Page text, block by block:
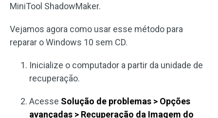
MiniTool ShadowMaker.
Vejamos agora como usar esse método para
reparar o Windows 10 sem CD.
Inicialize o computador a partir da unidade de
recuperação.
Acesse Solução de problemas > Opções
avançadas > Recuperação da Imagem do